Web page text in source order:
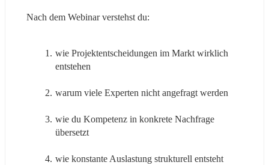
Nach dem Webinar verstehst du:
wie Projektentscheidungen im Markt wirklich
entstehen
warum viele Experten nicht angefragt werden
wie du Kompetenz in konkrete Nachfrage
übersetzt
wie konstante Auslastung strukturell entsteht